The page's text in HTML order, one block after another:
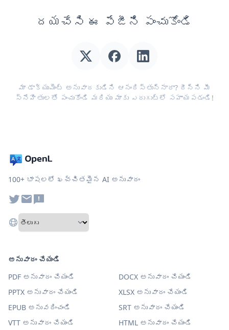
దయచేసి ఈ పేజీని పంచుకోండి
మా డాక్యుమెంట్ అనువాదకుడిని ఆనందిస్తున్నారా? దీన్ని మీ
స్నేహితులతో పంచుకోండి మరియు మాకు ఎదుగుట్లో సహాయపడండి!
100+ భాషలలో ఖచ్చితమైన AI అనువాదం
అనువాదం చేయండి
PDF అనువాదం చేయండి
DOCX అనువాదం చేయండి
PPTX అనువాదం చేయండి
XLSX అనువాదం చేయండి
EPUB అనువదించండి
SRT అనువాదం చేయండి
VTT అనువాదం చేయండి
HTML అనువాదం చేయండి